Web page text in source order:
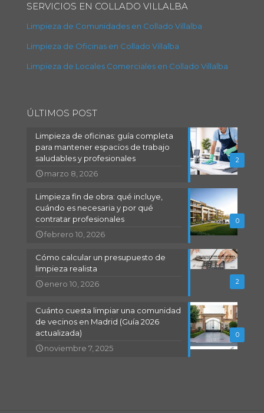
SERVICIOS EN COLLADO VILLALBA
Limpieza de Comunidades en Collado Villalba
Limpieza de Oficinas en Collado Villalba
Limpieza de Locales Comerciales en Collado Villalba
ÚLTIMOS POST
2
Limpieza de oficinas: guía completa
para mantener espacios de trabajo
saludables y profesionales
marzo 8, 2026
0
Limpieza fin de obra: qué incluye,
cuándo es necesaria y por qué
contratar profesionales
febrero 10, 2026
2
Cómo calcular un presupuesto de
limpieza realista
enero 10, 2026
0
Cuánto cuesta limpiar una comunidad
de vecinos en Madrid (Guía 2026
actualizada)
noviembre 7, 2025